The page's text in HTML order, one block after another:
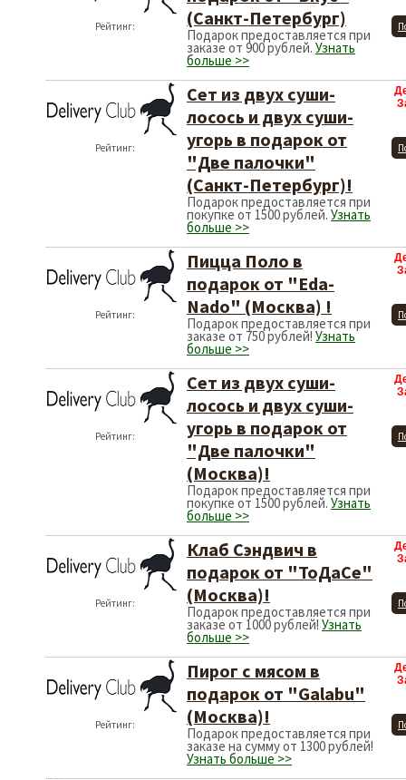
Рейтинг:
(Санкт-Петербург)
Подарок предоставляется при
заказе от 900 рублей. Узнать
больше >>
Рейтинг:
Сет из двух суши-
лосось и двух суши-
угорь в подарок от
"Две палочки"
(Санкт-Петербург)!
Подарок предоставляется при
покупке от 1500 рублей. Узнать
больше >>
Рейтинг:
Пицца Поло в
подарок от "Eda-
Nado" (Москва) !
Подарок предоставляется при
заказе от 750 рублей! Узнать
больше >>
Рейтинг:
Сет из двух суши-
лосось и двух суши-
угорь в подарок от
"Две палочки"
(Москва)!
Подарок предоставляется при
покупке от 1500 рублей. Узнать
больше >>
Рейтинг:
Клаб Сэндвич в
подарок от "ТоДаСе"
(Москва)!
Подарок предоставляется при
заказе от 1000 рублей! Узнать
больше >>
Рейтинг:
Пирог с мясом в
подарок от "Galabu"
(Москва)!
Подарок предоставляется при
заказе на сумму от 1300 рублей!
Узнать больше >>